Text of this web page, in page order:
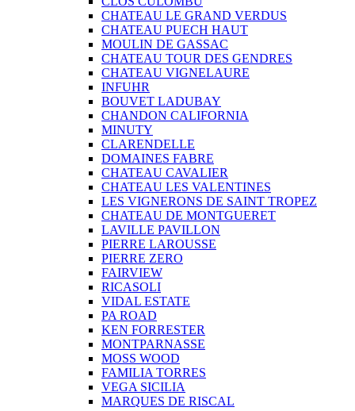
CHATEAU LE GRAND VERDUS
CHATEAU PUECH HAUT
MOULIN DE GASSAC
CHATEAU TOUR DES GENDRES
CHATEAU VIGNELAURE
INFUHR
BOUVET LADUBAY
CHANDON CALIFORNIA
MINUTY
CLARENDELLE
DOMAINES FABRE
CHATEAU CAVALIER
CHATEAU LES VALENTINES
LES VIGNERONS DE SAINT TROPEZ
CHATEAU DE MONTGUERET
LAVILLE PAVILLON
PIERRE LAROUSSE
PIERRE ZERO
FAIRVIEW
RICASOLI
VIDAL ESTATE
PA ROAD
KEN FORRESTER
MONTPARNASSE
MOSS WOOD
FAMILIA TORRES
VEGA SICILIA
MARQUES DE RISCAL